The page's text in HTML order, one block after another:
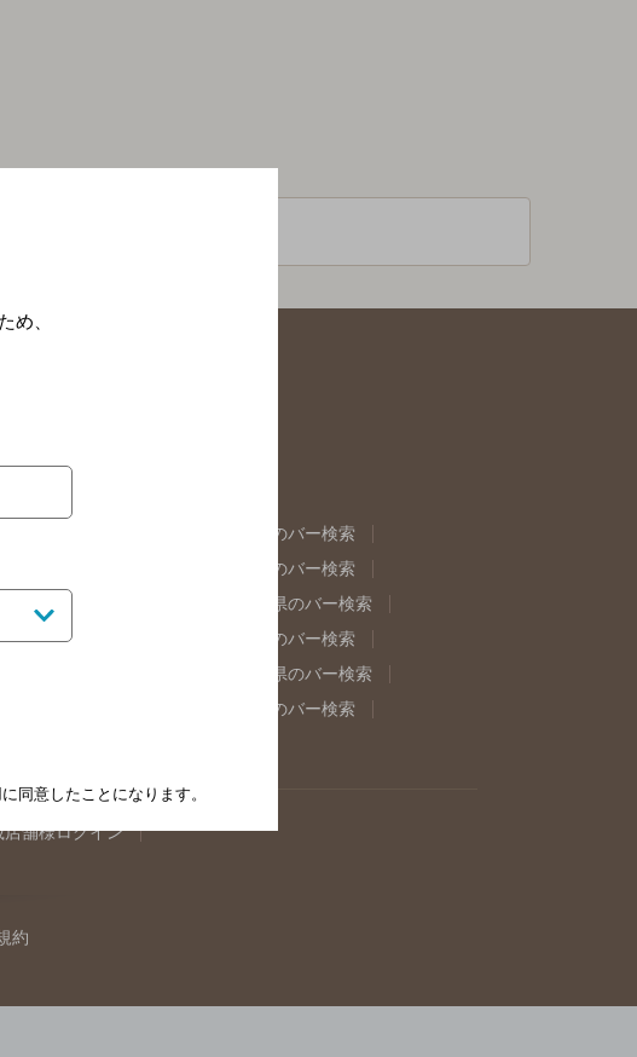
福島県のバー検索
東京都のバー検索
岐阜県のバー検索
兵庫県のバー検索
奈良県のバー検索
索
島根県のバー検索
佐賀県のバー検索
店舗様ログイン
約
め、
同意したことになります。